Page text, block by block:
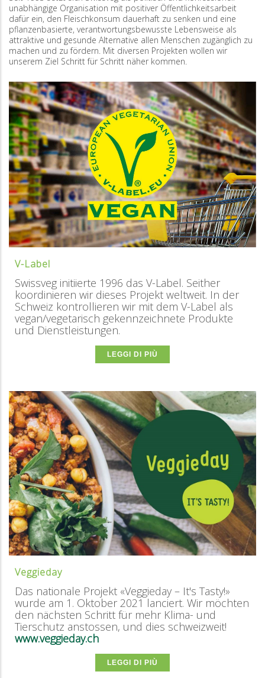
unabhängige Organisation mit positiver Öffentlichkeitsarbeit
dafür ein, den Fleischkonsum dauerhaft zu senken und eine
pflanzenbasierte, verantwortungsbewusste Lebensweise als
attraktive und gesunde Alternative allen Menschen zugänglich zu
machen und zu fördern. Mit diversen Projekten wollen wir
unserem Ziel Schritt für Schritt näher kommen.
V-Label
Swissveg initiierte 1996 das V-Label. Seither
koordinieren wir dieses Projekt weltweit. In der
Schweiz kontrollieren wir mit dem V-Label als
vegan/vegetarisch gekennzeichnete Produkte
und Dienstleistungen.
LEGGI DI PIÙ
Veggieday
Das nationale Projekt «Veggieday – It's Tasty!»
wurde am 1. Oktober 2021 lanciert. Wir möchten
den nächsten Schritt für mehr Klima- und
Tierschutz anstossen, und dies schweizweit!
www.veggieday.ch
LEGGI DI PIÙ